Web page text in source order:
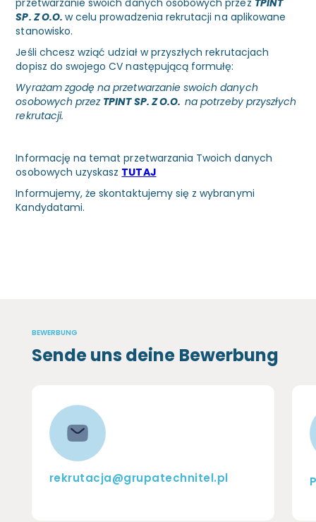
przetwarzanie swoich danych osobowych przez TPINT
SP. Z O.O. w celu prowadzenia rekrutacji na aplikowane
stanowisko.
Jeśli chcesz wziąć udział w przyszłych rekrutacjach
dopisz do swojego CV następującą formułę:
Wyrażam zgodę na przetwarzanie swoich danych
osobowych przez TPINT SP. Z O.O.na potrzeby przyszłych
rekrutacji.
Informację na temat przetwarzania Twoich danych
osobowych uzyskasz TUTAJ
Informujemy, że skontaktujemy się z wybranymi
Kandydatami.
BEWERBUNG
Sende uns deine Bewerbung
rekrutacja@grupatechnitel.pl